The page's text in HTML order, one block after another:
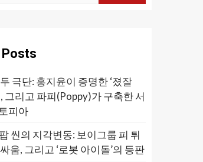
극단: 홍지윤이 증명한 ‘졌잘
그리고 파피(Poppy)가 구축한 서
피아
씬의 지각변동: 보이그룹 피 튀
움, 그리고 ‘로봇 아이돌’의 등판